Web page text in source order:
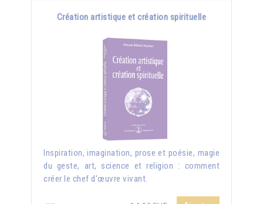
Création artistique et création spirituelle
Inspiration, imagination, prose et poésie, magie
du geste, art, science et religion : comment
créer le chef d'œuvre vivant.